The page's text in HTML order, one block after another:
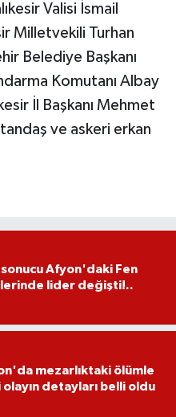
Valisi İsmail
Milletvekili Turhan
Belediye Başkanı
Komutanı Albay
İl Başkanı Mehmet
ve askeri erkan
sonucu Afyon'daki Fen
lider değişti!..
mezarlıktaki ölümle
olayın detayları belli oldu